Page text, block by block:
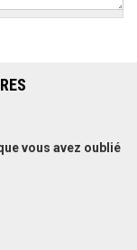
vous avez oublié